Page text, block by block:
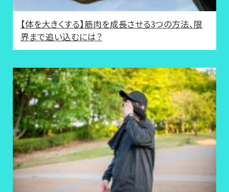
【体を大きくする】筋肉を成長させる3つの方法、限
界まで追い込むには？